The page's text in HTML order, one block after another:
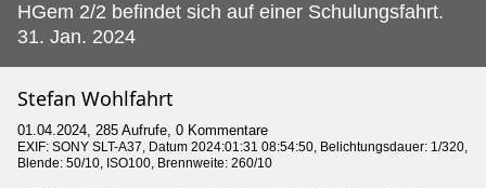
HGem 2/2 befindet sich auf einer Schulungsfahrt.
31. Jan. 2024
Stefan Wohlfahrt
01.04.2024, 285 Aufrufe, 0 Kommentare
EXIF: SONY SLT-A37, Datum 2024:01:31 08:54:50, Belichtungsdauer: 1/320,
Blende: 50/10, ISO100, Brennweite: 260/10